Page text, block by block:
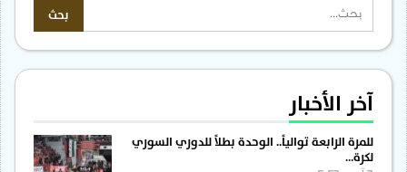
آخر الأخبار
للمرة الرابعة توالياً.. الوحدة بطلاً للدوري السوري
لكرة…